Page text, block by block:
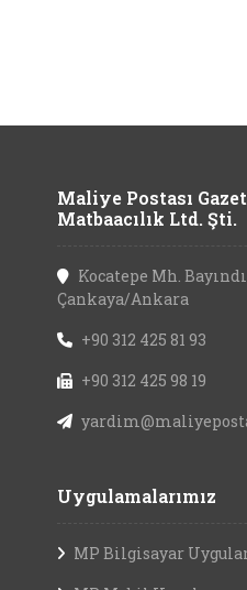
Maliye Postası
Matbaacılık Ltd. Şti.
Kocatepe Mh.
Çankaya/Ankara
+90 312 425 81 93
+90 312 425 98 19
Uygulamalarımız
MP Bilgisayar